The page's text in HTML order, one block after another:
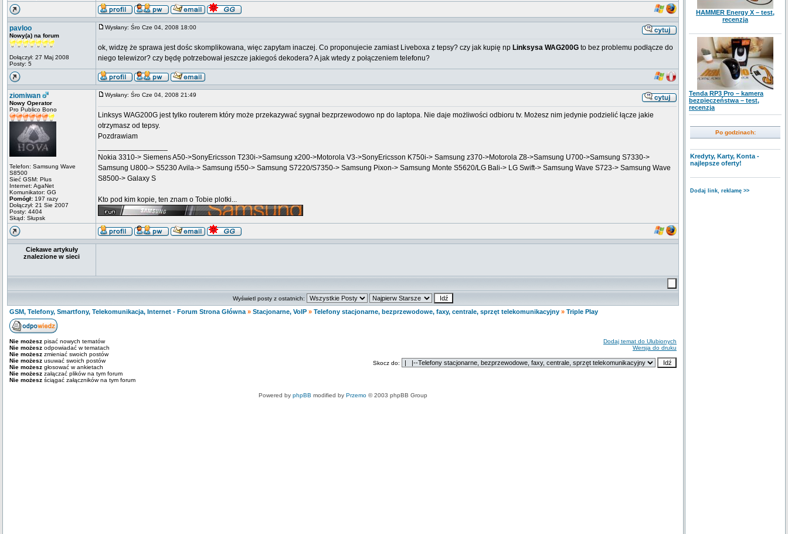
pavloo
Nowy(a) na forum
Dołączył: 27 Maj 2008
Posty: 5
Wysłany: Śro Cze 04, 2008 18:00
ok, widzę że sprawa jest dośc skomplikowana, więc zapytam inaczej. Co proponujecie zamiast Liveboxa z tepsy? czy jak kupię np Linksysa WAG200G to bez problemu podłącze do
niego telewizor? czy będę potrzebował jeszcze jakiegoś dekodera? A jak wtedy z połączeniem telefonu?
ziomiwan
Nowy Operator
Pro Publico Bono
Telefon: Samsung Wave
S8500
Sieć GSM: Plus
Internet: AgaNet
Komunikator: GG
Pomógł: 197 razy
Dołączył: 21 Sie 2007
Posty: 4404
Skąd: Słupsk
Wysłany: Śro Cze 04, 2008 21:49
Linksys WAG200G jest tylko routerem który może przekazywać sygnał bezprzewodowo np do laptopa. Nie daje możliwości odbioru tv. Możesz nim jedynie podzielić łącze jakie
otrzymasz od tepsy.
Pozdrawiam
Nokia 3310-> Siemens A50->SonyEricsson T230i->Samsung x200->Motorola V3->SonyEricsson K750i-> Samsung z370->Motorola Z8->Samsung U700->Samsung S7330->
Samsung U800-> S5230 Avila-> Samsung i550-> Samsung S7220/S7350-> Samsung Pixon-> Samsung Monte S5620/LG Bali-> LG Swift-> Samsung Wave S723-> Samsung Wave
S8500-> Galaxy S
Kto pod kim kopie, ten znam o Tobie plotki...
Ciekawe artykuły
znalezione w sieci
Wyświetl posty z ostatnich:
GSM, Telefony, Smartfony, Telekomunikacja, Internet - Forum Strona Główna » Stacjonarne, VoIP » Telefony stacjonarne, bezprzewodowe, faxy, centrale, sprzęt telekomunikacyjny » Triple Play
Nie możesz pisać nowych tematów
Nie możesz odpowiadać w tematach
Nie możesz zmieniać swoich postów
Nie możesz usuwać swoich postów
Nie możesz głosować w ankietach
Nie możesz załączać plików na tym forum
Nie możesz ściągać załączników na tym forum
Dodaj temat do Ulubionych
Wersja do druku
Skocz do:
Powered by phpBB modified by Przemo © 2003 phpBB Group
HAMMER Energy X – test,
recenzja
Tenda RP3 Pro – kamera
bezpieczeństwa – test,
recenzja
Po godzinach:
Kredyty, Karty, Konta -
najlepsze oferty!
Dodaj link, reklamę >>